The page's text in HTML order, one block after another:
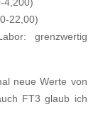
22,00)
grenzwertig
neue Werte von
FT3 glaub ich